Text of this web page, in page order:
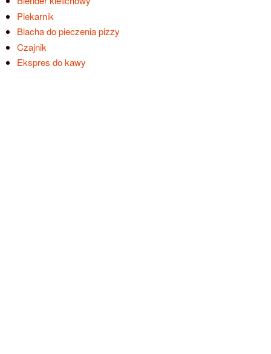
Piekarnik
Blacha do pieczenia pizzy
Czajnik
Ekspres do kawy